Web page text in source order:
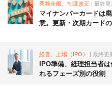
業務全般、制度改正 | 最終
マイナンバーカードは
意。更新・次期カード
経営、上場（IPO） | 最終更
IPO準備、経理担当者
れるフェーズ別の役割